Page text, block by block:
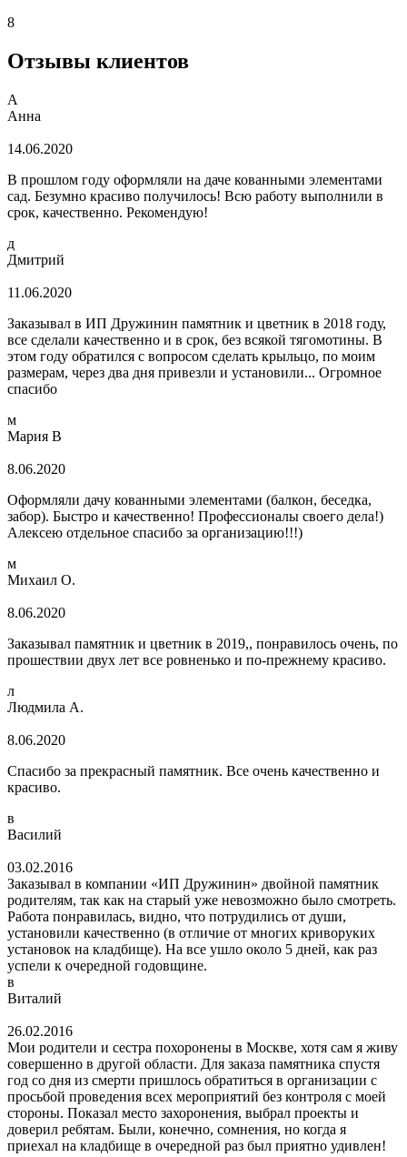
8
Отзывы клиентов
А
Анна
14.06.2020
В прошлом году оформляли на даче кованными элементами
сад. Безумно красиво получилось! Всю работу выполнили в
срок, качественно. Рекомендую!
д
Дмитрий
11.06.2020
Заказывал в ИП Дружинин памятник и цветник в 2018 году,
все сделали качественно и в срок, без всякой тягомотины. В
этом году обратился с вопросом сделать крыльцо, по моим
размерам, через два дня привезли и установили... Огромное
спасибо
м
Мария В
8.06.2020
Оформляли дачу кованными элементами (балкон, беседка,
забор). Быстро и качественно! Профессионалы своего дела!)
Алексею отдельное спасибо за организацию!!!)
м
Михаил О.
8.06.2020
Заказывал памятник и цветник в 2019,, понравилось очень, по
прошествии двух лет все ровненько и по-прежнему красиво.
л
Людмила А.
8.06.2020
Спасибо за прекрасный памятник. Все очень качественно и
красиво.
в
Василий
03.02.2016
Заказывал в компании «ИП Дружинин» двойной памятник
родителям, так как на старый уже невозможно было смотреть.
Работа понравилась, видно, что потрудились от души,
установили качественно (в отличие от многих криворуких
установок на кладбище). На все ушло около 5 дней, как раз
успели к очередной годовщине.
в
Виталий
26.02.2016
Мои родители и сестра похоронены в Москве, хотя сам я живу
совершенно в другой области. Для заказа памятника спустя
год со дня из смерти пришлось обратиться в организации с
просьбой проведения всех мероприятий без контроля с моей
стороны. Показал место захоронения, выбрал проекты и
доверил ребятам. Были, конечно, сомнения, но когда я
приехал на кладбище в очередной раз был приятно удивлен!